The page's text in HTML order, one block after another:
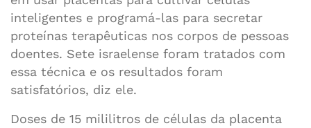
inteligentes e programá-las para secretar
proteínas terapêuticas nos corpos de pessoas
doentes. Sete israelense foram tratados com
essa técnica e os resultados foram
satisfatórios, diz ele.
Doses de 15 mililitros de células da placenta